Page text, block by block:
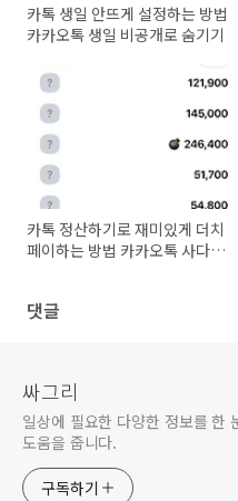
카톡 생일 안뜨게 설정하는 방법
카카오톡 생일 비공개로 숨기기
카톡 정산하기로 재미있게 더치
페이하는 방법 카카오톡 사다리
댓글
싸그리
일상에 필요한 다양한 정보를 한
도움을 줍니다.
구독하기